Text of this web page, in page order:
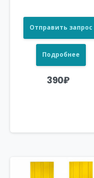
Отправить запрос
Подробнее
390₽